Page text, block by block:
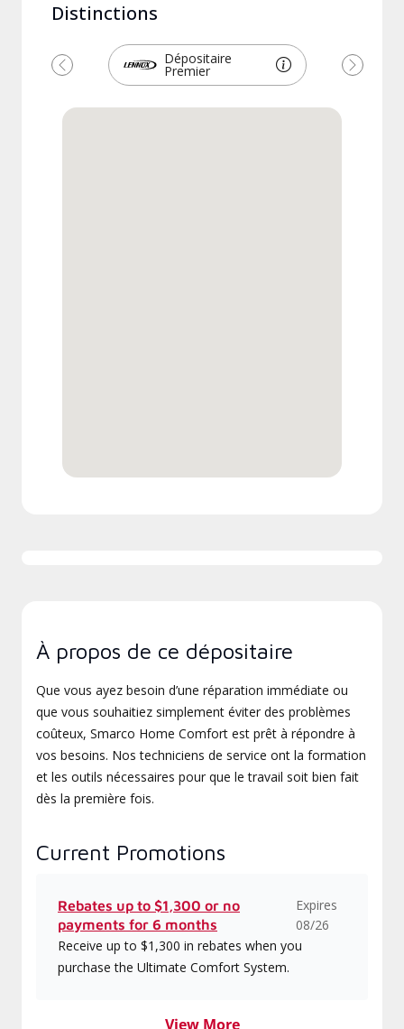
Distinctions
Dépositaire
Premier
Précédent Suivant
À propos de ce dépositaire
Que vous ayez besoin d’une réparation immédiate ou
que vous souhaitiez simplement éviter des problèmes
coûteux, Smarco Home Comfort est prêt à répondre à
vos besoins. Nos techniciens de service ont la formation
et les outils nécessaires pour que le travail soit bien fait
dès la première fois.
Current Promotions
Rebates up to $1,300 or no
payments for 6 months
Expires
08/26
Receive up to $1,300 in rebates when you
purchase the Ultimate Comfort System.
View More